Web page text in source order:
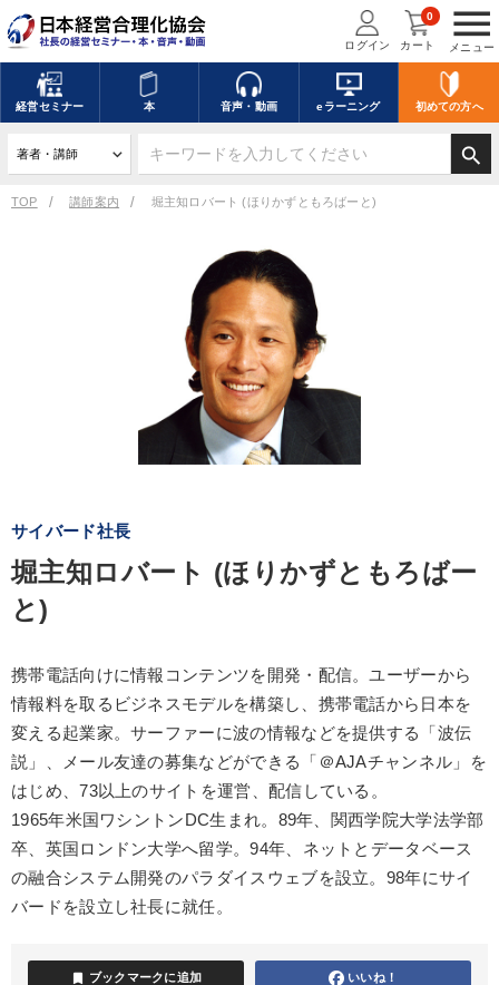
menu
メニュー
ログイン カート
0
経営セミナー 本 音声・動画 eラーニング 初めての方へ
search
TOP 講師案内 堀主知ロバート (ほりかずともろばーと)
サイバード社長
堀主知ロバート (ほりかずともろばー
と)
携帯電話向けに情報コンテンツを開発・配信。ユーザーから
情報料を取るビジネスモデルを構築し、携帯電話から日本を
変える起業家。サーファーに波の情報などを提供する「波伝
説」、メール友達の募集などができる「＠AJAチャンネル」を
はじめ、73以上のサイトを運営、配信している。
1965年米国ワシントンDC生まれ。89年、関西学院大学法学部
卒、英国ロンドン大学へ留学。94年、ネットとデータベース
の融合システム開発のパラダイスウェブを設立。98年にサイ
バードを設立し社長に就任。
bookmark ブックマークに追加 いいね！